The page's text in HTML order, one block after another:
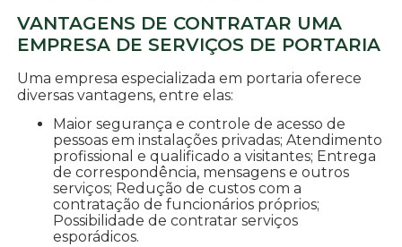
VANTAGENS DE CONTRATAR UMA
EMPRESA DE SERVIÇOS DE PORTARIA
Uma empresa especializada em portaria oferece
diversas vantagens, entre elas:
Maior segurança e controle de acesso de
pessoas em instalações privadas; Atendimento
profissional e qualificado a visitantes; Entrega
de correspondência, mensagens e outros
serviços; Redução de custos com a
contratação de funcionários próprios;
Possibilidade de contratar serviços
esporádicos.